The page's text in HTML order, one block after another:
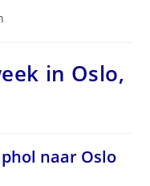
in Oslo,
naar Oslo